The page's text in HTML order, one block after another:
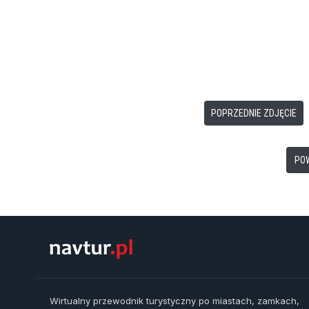
POPRZEDNIE ZDJĘCIE
Wirtualny przewodnik turystyczny po miastach, zamkach,